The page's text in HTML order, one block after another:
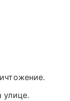
улице.